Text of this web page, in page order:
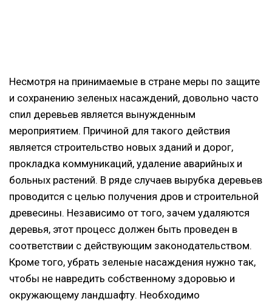
Несмотря на принимаемые в стране меры по защите
и сохранению зеленых насаждений, довольно часто
спил деревьев является вынужденным
мероприятием. Причиной для такого действия
является строительство новых зданий и дорог,
прокладка коммуникаций, удаление аварийных и
больных растений. В ряде случаев вырубка деревьев
проводится с целью получения дров и строительной
древесины. Независимо от того, зачем удаляются
деревья, этот процесс должен быть проведен в
соответствии с действующим законодательством.
Кроме того, убрать зеленые насаждения нужно так,
чтобы не навредить собственному здоровью и
окружающему ландшафту. Необходимо